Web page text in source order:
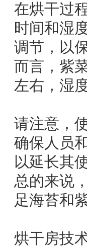
在烘干过
时间和湿
调节，以
而言，紫
左右，湿
请注意，
确保人员
以延长其
总的来说
足海苔和
烘干房技